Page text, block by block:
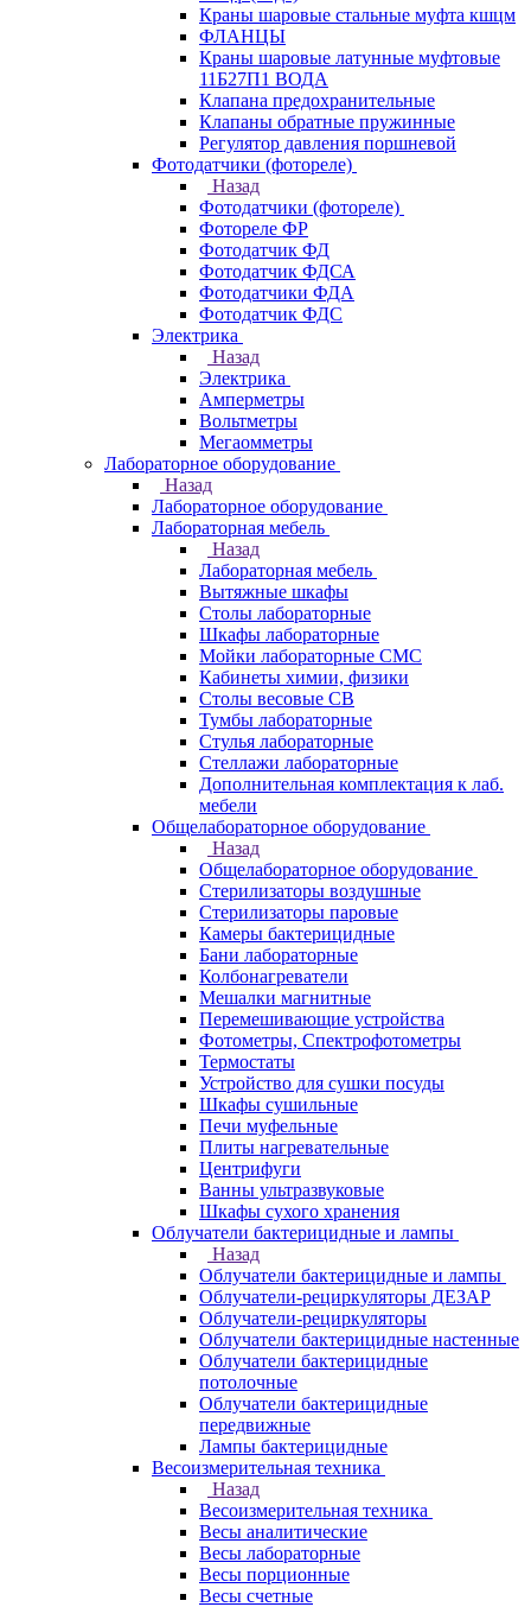
Краны шаровые стальные муфта кшцм
ФЛАНЦЫ
Краны шаровые латунные муфтовые
11Б27П1 ВОДА
Клапана предохранительные
Клапаны обратные пружинные
Регулятор давления поршневой
Фотодатчики (фотореле)
Назад
Фотодатчики (фотореле)
Фотореле ФР
Фотодатчик ФД
Фотодатчик ФДСА
Фотодатчики ФДА
Фотодатчик ФДС
Электрика
Назад
Электрика
Амперметры
Вольтметры
Мегаомметры
Лабораторное оборудование
Назад
Лабораторное оборудование
Лабораторная мебель
Назад
Лабораторная мебель
Вытяжные шкафы
Столы лабораторные
Шкафы лабораторные
Мойки лабораторные СМС
Кабинеты химии, физики
Столы весовые СВ
Тумбы лабораторные
Стулья лабораторные
Стеллажи лабораторные
Дополнительная комплектация к лаб.
мебели
Общелабораторное оборудование
Назад
Общелабораторное оборудование
Стерилизаторы воздушные
Стерилизаторы паровые
Камеры бактерицидные
Бани лабораторные
Колбонагреватели
Мешалки магнитные
Перемешивающие устройства
Фотометры, Спектрофотометры
Термостаты
Устройство для сушки посуды
Шкафы сушильные
Печи муфельные
Плиты нагревательные
Центрифуги
Ванны ультразвуковые
Шкафы сухого хранения
Облучатели бактерицидные и лампы
Назад
Облучатели бактерицидные и лампы
Облучатели-рециркуляторы ДЕЗАР
Облучатели-рециркуляторы
Облучатели бактерицидные настенные
Облучатели бактерицидные
потолочные
Облучатели бактерицидные
передвижные
Лампы бактерицидные
Весоизмерительная техника
Назад
Весоизмерительная техника
Весы аналитические
Весы лабораторные
Весы порционные
Весы счетные